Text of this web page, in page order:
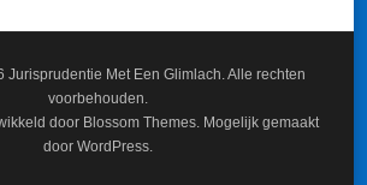
Jurisprudentie Met Een Glimlach . Alle rechten
voorbehouden.
door Blossom Themes . Mogelijk gemaakt
door WordPress.